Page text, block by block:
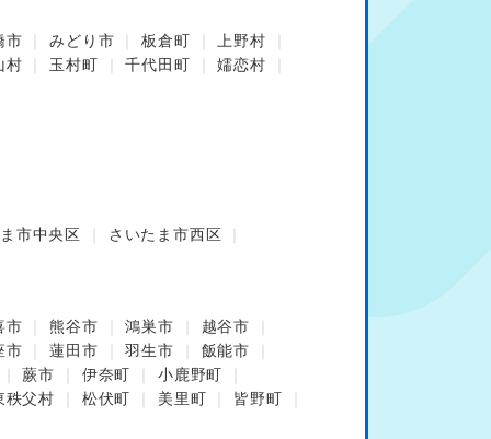
市 みどり市 板倉町
上野村
村
玉村町 千代田町 嬬恋村
市中央区 さいたま市西区
市 熊谷市 鴻巣市
越谷市
市
蓮田市 羽生市
飯能市
蕨市
伊奈町
小鹿野町
秩父村
松伏町 美里町 皆野町